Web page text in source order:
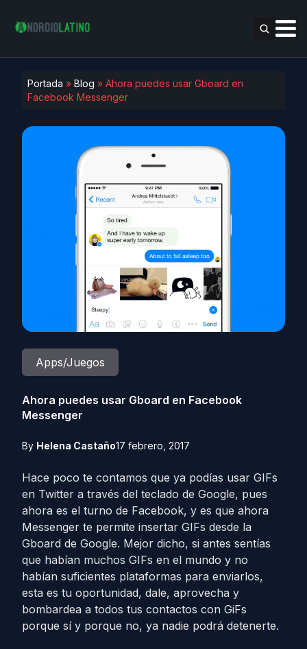
Portada » Blog » Ahora puedes usar Gboard en
Facebook Messenger
Apps/Juegos
Ahora puedes usar Gboard en Facebook
Messenger
By Helena Castaño17 febrero, 2017
Hace poco te contamos que ya podías usar GIFs
en Twitter a través del teclado de Google, pues
ahora es el turno de Facebook, y es que ahora
Messenger te permite insertar GIFs desde la
Gboard de Google. Mejor dicho, si antes sentías
que habían muchos GIFs en el mundo y no
habían suficientes plataformas para enviarlos,
esta es tu oportunidad, dale, aprovecha y
bombardea a todos tus contactos con GiFs
porque sí y porque no, ya nadie podrá detenerte.